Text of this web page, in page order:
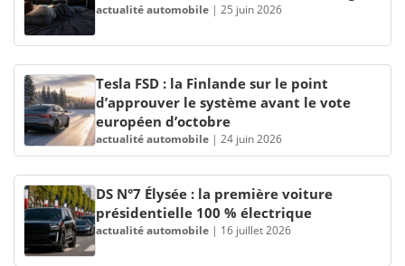
actualité automobile | 25 juin 2026
Tesla FSD : la Finlande sur le point
d’approuver le système avant le vote
européen d’octobre
actualité automobile | 24 juin 2026
DS N°7 Élysée : la première voiture
présidentielle 100 % électrique
actualité automobile | 16 juillet 2026